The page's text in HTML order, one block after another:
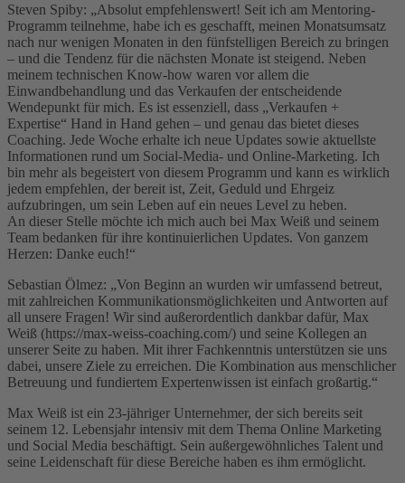
Steven Spiby: „Absolut empfehlenswert! Seit ich am Mentoring-
Programm teilnehme, habe ich es geschafft, meinen Monatsumsatz
nach nur wenigen Monaten in den fünfstelligen Bereich zu bringen
– und die Tendenz für die nächsten Monate ist steigend. Neben
meinem technischen Know-how waren vor allem die
Einwandbehandlung und das Verkaufen der entscheidende
Wendepunkt für mich. Es ist essenziell, dass „Verkaufen +
Expertise“ Hand in Hand gehen – und genau das bietet dieses
Coaching. Jede Woche erhalte ich neue Updates sowie aktuellste
Informationen rund um Social-Media- und Online-Marketing. Ich
bin mehr als begeistert von diesem Programm und kann es wirklich
jedem empfehlen, der bereit ist, Zeit, Geduld und Ehrgeiz
aufzubringen, um sein Leben auf ein neues Level zu heben.
An dieser Stelle möchte ich mich auch bei Max Weiß und seinem
Team bedanken für ihre kontinuierlichen Updates. Von ganzem
Herzen: Danke euch!“
Sebastian Ölmez: „Von Beginn an wurden wir umfassend betreut,
mit zahlreichen Kommunikationsmöglichkeiten und Antworten auf
all unsere Fragen! Wir sind außerordentlich dankbar dafür, Max
Weiß (https://max-weiss-coaching.com/) und seine Kollegen an
unserer Seite zu haben. Mit ihrer Fachkenntnis unterstützen sie uns
dabei, unsere Ziele zu erreichen. Die Kombination aus menschlicher
Betreuung und fundiertem Expertenwissen ist einfach großartig.“
Max Weiß ist ein 23-jähriger Unternehmer, der sich bereits seit
seinem 12. Lebensjahr intensiv mit dem Thema Online Marketing
und Social Media beschäftigt. Sein außergewöhnliches Talent und
seine Leidenschaft für diese Bereiche haben es ihm ermöglicht.